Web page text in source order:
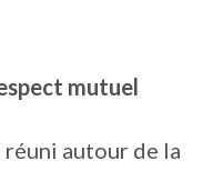
mutuel
autour de la